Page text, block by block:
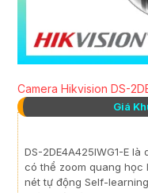
Camera Hikvision DS-
Giá
DS-2DE4A425IWG1-E
có thể zoom quang học
nét tự động Self-